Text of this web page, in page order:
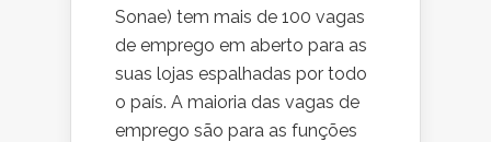
Sonae) tem mais de 100 vagas
de emprego em aberto para as
suas lojas espalhadas por todo
o país. A maioria das vagas de
emprego são para as funções